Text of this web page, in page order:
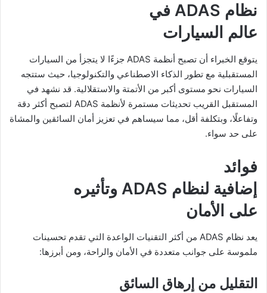
نظام ADAS في
عالم السيارات
يتوقع الخبراء أن تصبح أنظمة ADAS جزءًا لا يتجزأ من السيارات
المستقبلية مع تطور الذكاء الاصطناعي والتكنولوجيا، حيث ستتجه
السيارات نحو مستوى أكبر من الأتمتة والاستقلالية. قد نشهد في
المستقبل القريب تحديثات مستمرة لأنظمة ADAS لتصبح أكثر دقة
وتفاعلًا، وبتكلفة أقل، مما سيساهم في تعزيز أمان السائقين والمشاة
على حد سواء.
فوائد
إضافية لنظام ADAS وتأثيره
على الأمان
يعد نظام ADAS من أكثر التقنيات الواعدة التي تقدم تحسينات
ملموسة على جوانب متعددة في الأمان والراحة، ومن أبرزها:
التقليل من إرهاق السائق